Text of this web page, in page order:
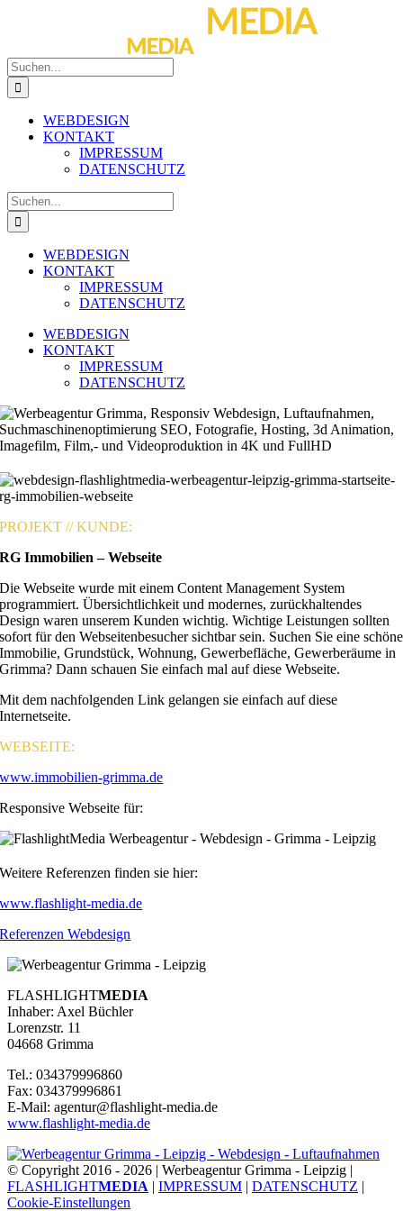
Suche
nach:
WEBDESIGN
KONTAKT
IMPRESSUM
DATENSCHUTZ
Suche
nach:
WEBDESIGN
KONTAKT
IMPRESSUM
DATENSCHUTZ
WEBDESIGN
KONTAKT
IMPRESSUM
DATENSCHUTZ
PROJEKT // KUNDE:
RG Immobilien – Webseite
Die Webseite wurde mit einem Content Management System
programmiert. Übersichtlichkeit und modernes, zurückhaltendes
Design waren unserem Kunden wichtig. Wichtige Leistungen sollten
sofort für den Webseitenbesucher sichtbar sein. Suchen Sie eine schöne
Immobilie, Grundstück, Wohnung, Gewerbefläche, Gewerberäume in
Grimma? Dann schauen Sie einfach mal auf diese Webseite.
Mit dem nachfolgenden Link gelangen sie einfach auf diese
Internetseite.
WEBSEITE:
www.immobilien-grimma.de
Responsive Webseite für:
Weitere Referenzen finden sie hier:
www.flashlight-media.de
Referenzen Webdesign
FLASHLIGHTMEDIA
Inhaber: Axel Büchler
Lorenzstr. 11
04668 Grimma
Tel.: 034379996860
Fax: 034379996861
E-Mail: agentur@flashlight-media.de
www.flashlight-media.de
© Copyright 2016 - 2026 | Werbeagentur Grimma - Leipzig |
FLASHLIGHTMEDIA | IMPRESSUM | DATENSCHUTZ |
Cookie-Einstellungen